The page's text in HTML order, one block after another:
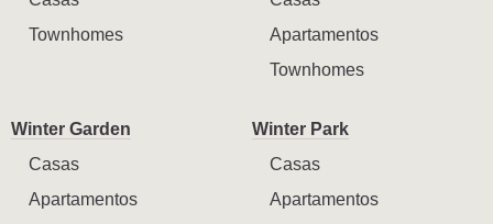
Townhomes
Apartamentos
Townhomes
Winter Garden
Casas
Apartamentos
Winter Park
Casas
Apartamentos